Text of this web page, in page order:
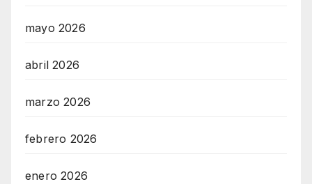
mayo 2026
abril 2026
marzo 2026
febrero 2026
enero 2026